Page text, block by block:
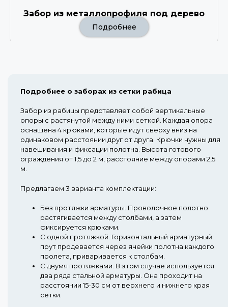
Забор из металлопрофиля под дерево
Подробнее
Подробнее о заборах из сетки рабица
Забор из рабицы представляет собой вертикальные
опоры с растянутой между ними сеткой. Каждая опора
оснащена 4 крюками, которые идут сверху вниз на
одинаковом расстоянии друг от друга. Крючки нужны для
навешивания и фиксации полотна. Высота готового
ограждения от 1,5 до 2 м, расстояние между опорами 2,5
м.
Предлагаем 3 варианта комплектации:
Без протяжки арматуры. Проволочное полотно
растягивается между столбами, а затем
фиксируется крюками.
С одной протяжкой. Горизонтальный арматурный
прут продевается через ячейки полотна каждого
пролета, приваривается к столбам.
С двумя протяжками. В этом случае используется
два ряда стальной арматуры. Она проходит на
расстоянии 15-30 см от верхнего и нижнего края
сетки.